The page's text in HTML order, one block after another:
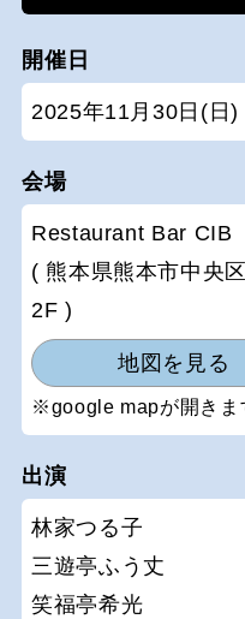
開催日
2025年11月30日(日)
会場
Restaurant Bar CIB
( 熊本県熊本市中央
2F )
地図を見る
※google mapが開きま
出演
林家つる子
三遊亭ふう丈
笑福亭希光